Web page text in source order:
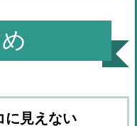
に見えない